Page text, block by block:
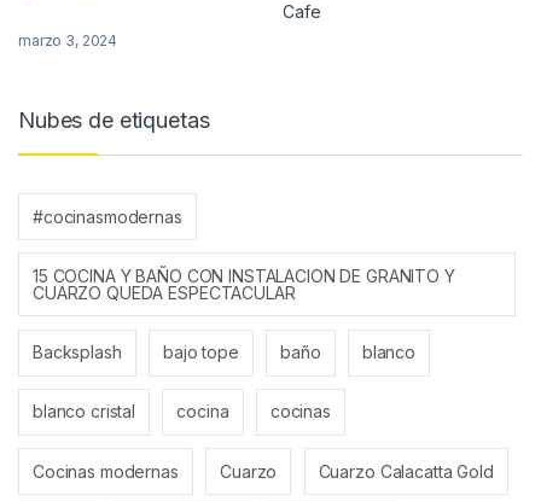
Cafe
marzo 3, 2024
Nubes de etiquetas
#cocinasmodernas
15 COCINA Y BAÑO CON INSTALACION DE GRANITO Y
CUARZO QUEDA ESPECTACULAR
Backsplash bajo tope baño blanco
blanco cristal cocina cocinas
Cocinas modernas Cuarzo Cuarzo Calacatta Gold